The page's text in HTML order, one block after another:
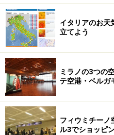
イタリアのお天
立てよう
ミラノの3つの
テ空港・ベルガ
フィウミチーノ
ル3でショッピン